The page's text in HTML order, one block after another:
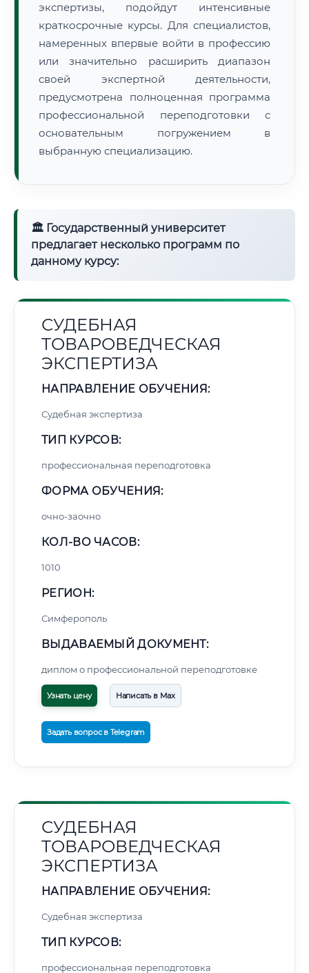
экспертизы, подойдут интенсивные
краткосрочные курсы. Для специалистов,
намеренных впервые войти в профессию
или значительно расширить диапазон
своей экспертной деятельности,
предусмотрена полноценная программа
профессиональной переподготовки с
основательным погружением в
выбранную специализацию.
🏛 Государственный университет
предлагает несколько программ по
данному курсу:
СУДЕБНАЯ
ТОВАРОВЕДЧЕСКАЯ
ЭКСПЕРТИЗА
НАПРАВЛЕНИЕ ОБУЧЕНИЯ:
Судебная экспертиза
ТИП КУРСОВ:
профессиональная переподготовка
ФОРМА ОБУЧЕНИЯ:
очно-заочно
КОЛ-ВО ЧАСОВ:
1010
РЕГИОН:
Симферополь
ВЫДАВАЕМЫЙ ДОКУМЕНТ:
диплом о профессиональной переподготовке
Узнать цену Написать в Max
Задать вопрос в Telegram
СУДЕБНАЯ
ТОВАРОВЕДЧЕСКАЯ
ЭКСПЕРТИЗА
НАПРАВЛЕНИЕ ОБУЧЕНИЯ:
Судебная экспертиза
ТИП КУРСОВ:
профессиональная переподготовка